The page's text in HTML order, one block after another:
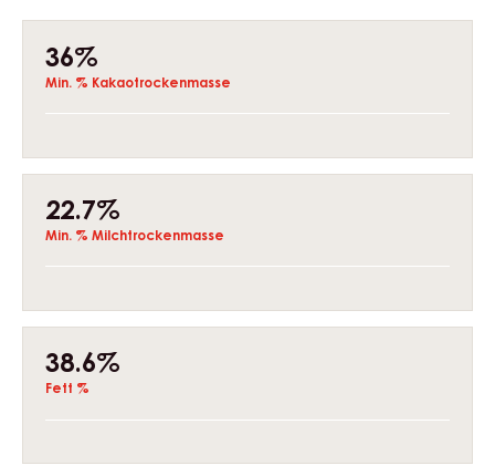
36%
Min. % Kakaotrockenmasse
22.7%
Min. % Milchtrockenmasse
38.6%
Fett %